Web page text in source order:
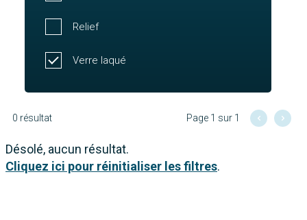
Relief
Verre laqué
0 résultat Page 1 sur 1
Désolé, aucun résultat.
Cliquez ici pour réinitialiser les filtres.